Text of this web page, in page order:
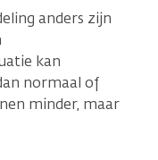
anders zijn
kan
normaal of
minder, maar